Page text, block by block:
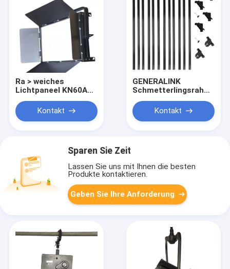
Ra > weiches
Lichtpaneel KN60AS
100W mit 96 LED
entwarf für Höhe der
3m Film-und Studio-
Kontakt
GENERALINK
Schmetterlingsrahmen
3,6 m*3,6 m
Kontakt
Sparen Sie Zeit
Lassen Sie uns mit Ihnen die besten
Produkte kontaktieren.
Geben Sie Ihre Anforderung